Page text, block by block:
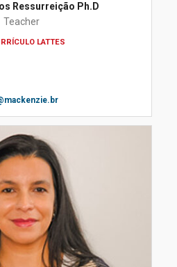
Ressurreição Ph.D
Teacher
LATTES